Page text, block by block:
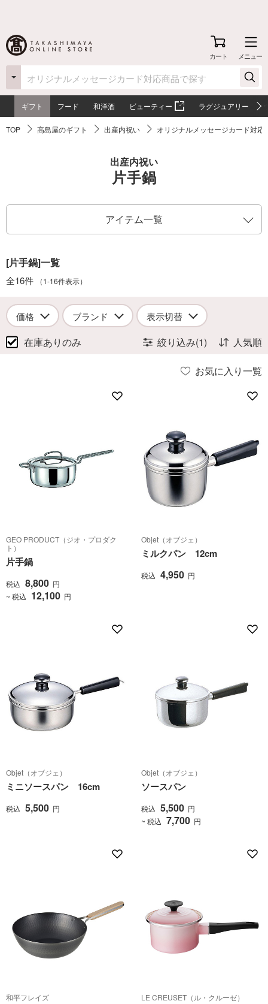
カート メニュー
ギフト フード 和洋酒 ビューティー ラグジュアリー
TOP 高島屋のギフト 出産内祝い オリジナルメッセージカード対応
出産内祝い
片手鍋
アイテム一覧
[片手鍋]一覧
全16件 （1-16件表示）
価格 ブランド 表示切替
在庫ありのみ 絞り込み(1) 人気順
お気に入り一覧
GEO PRODUCT（ジオ・プロダク
ト）
片手鍋
税込 8,800 円
~ 税込 12,100 円
Objet（オブジェ）
ミルクパン 12cm
税込 4,950 円
Objet（オブジェ）
ミニソースパン 16cm
税込 5,500 円
Objet（オブジェ）
ソースパン
税込 5,500 円
~ 税込 7,700 円
和平フレイズ LE CREUSET（ル・クルーゼ）